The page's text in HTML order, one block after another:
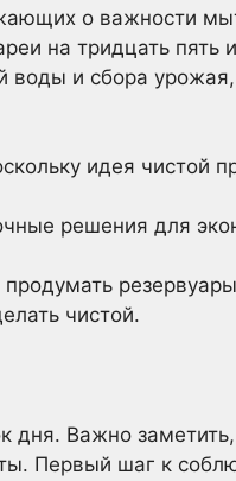
о важности
на тридцать пять
воды и сбора
идея чистой
решения для
чистой.
Важно заметить,
Первый шаг к